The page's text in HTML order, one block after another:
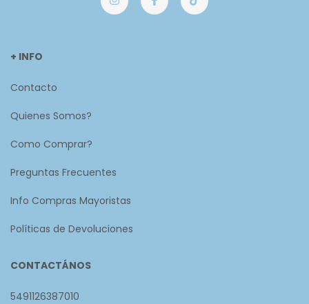
+ INFO
Contacto
Quienes Somos?
Como Comprar?
Preguntas Frecuentes
Info Compras Mayoristas
Políticas de Devoluciones
CONTACTÁNOS
5491126387010